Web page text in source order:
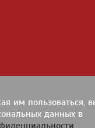
материалов ссылка на
им пользоваться,
данных в